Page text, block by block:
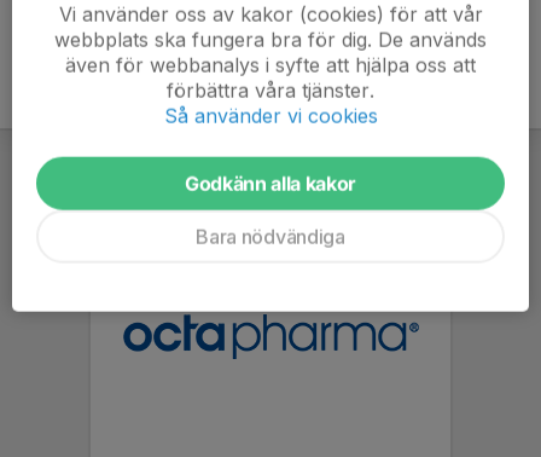
Vi använder oss av kakor (cookies) för att vår
webbplats ska fungera bra för dig. De används
även för webbanalys i syfte att hjälpa oss att
förbättra våra tjänster.
Så använder vi cookies
Godkänn alla kakor
Bara nödvändiga